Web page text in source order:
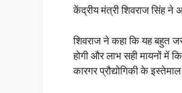
केंद्रीय मंत्री शिवराज सिंह ने
शिवराज ने कहा कि यह बहुत
होगी और लाभ सही मायनों में
कारगर प्रौद्योगिकी के